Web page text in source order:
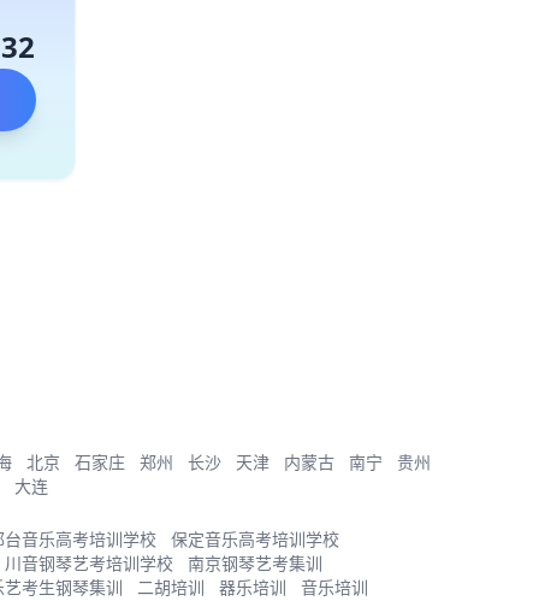
北京 石家庄 郑州 长沙 天津 内蒙古 南宁
贵州
大连
台音乐高考培训学校
保定音乐高考培训学校
川音钢琴艺考培训学校
南京钢琴艺考集训
艺考生钢琴集训
二胡培训 器乐培训 音乐培训